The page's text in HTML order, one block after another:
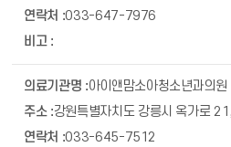
033-647-7976
아이앤맘소아청소년과의원
강원특별자치도 강릉시 옥가로
033-645-7512